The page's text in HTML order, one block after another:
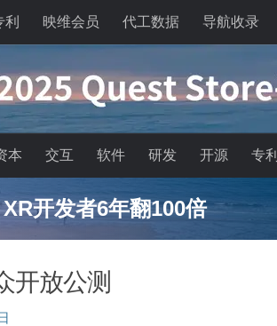
利 映维会员 代工数据 导航收录
本 交互 软件 研发 开源 专利
开发者6年翻100倍
开放公测